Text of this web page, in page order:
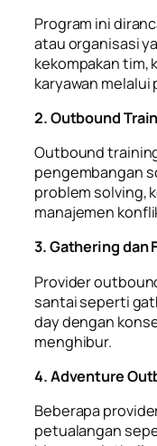
Program ini
atau organisasi
kekompakan tim,
karyawan
2. Outbound
Outbound
pengembangan
problem solving,
manajemen
3. Gathering dan
Provider
santai seperti
day dengan
menghibur.
4. Adventure
Beberapa
petualangan